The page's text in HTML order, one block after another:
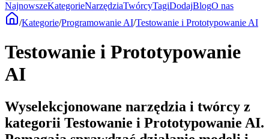
NajnowszeKategorieNarzędziaTwórcyTagiDodajBlogO nas
/Kategorie/Programowanie AI/Testowanie i Prototypowanie AI
Testowanie i Prototypowanie
AI
Wyselekcjonowane narzędzia i twórcy z
kategorii Testowanie i Prototypowanie AI.